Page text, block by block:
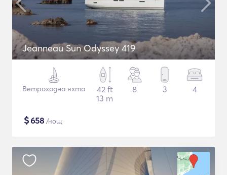
Jeanneau Sun Odyssey 419
Ветроходна яхта
42 ft
13 m
8 3 4
$658 /нощ